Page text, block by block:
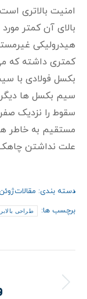
امنیت بالاتری
بالای آن کمتر مورد
هیدرولیکی
کمتری داشته که
بکسل فولادی با
سیم بکسل ها
سقوط را نزدیک
مستقیم به خاطر
علت نداشتن چاهک
دسته بندی: مقالاتژوئن 26,
برچسب ها:
طراحی
نوشته